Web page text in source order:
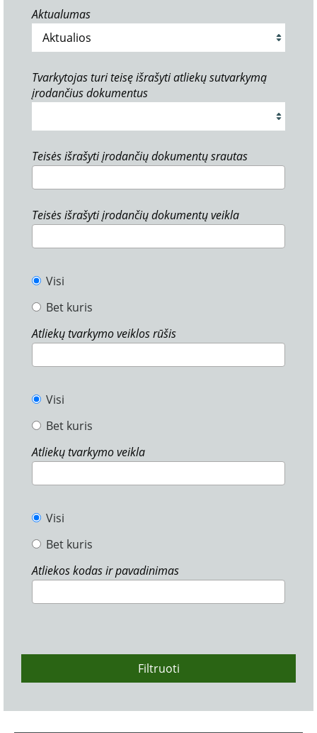
Aktualumas
Tvarkytojas turi teisę išrašyti atliekų sutvarkymą
įrodančius dokumentus
Teisės išrašyti įrodančių dokumentų srautas
Teisės išrašyti įrodančių dokumentų veikla
Visi
Bet kuris
Atliekų tvarkymo veiklos rūšis
Visi
Bet kuris
Atliekų tvarkymo veikla
Visi
Bet kuris
Atliekos kodas ir pavadinimas
Filtruoti